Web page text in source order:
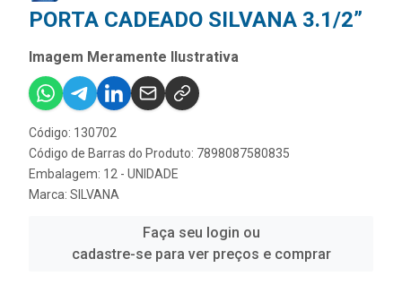
PORTA CADEADO SILVANA 3.1/2”
Imagem Meramente Ilustrativa
Código: 130702
Código de Barras do Produto: 7898087580835
Embalagem: 12 - UNIDADE
Marca: SILVANA
Faça seu login ou
cadastre-se para ver preços e comprar